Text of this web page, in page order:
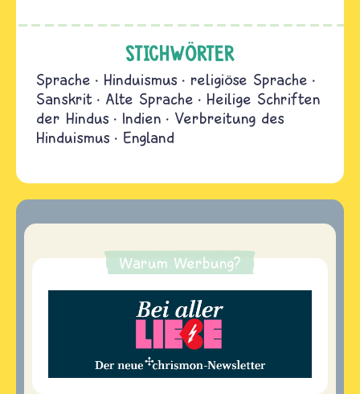
STICHWÖRTER
Sprache Hinduismus
religiöse Sprache
Sanskrit
Alte Sprache
Heilige Schriften
der Hindus
Indien
Verbreitung des
Hinduismus
England
Warum Werbung?